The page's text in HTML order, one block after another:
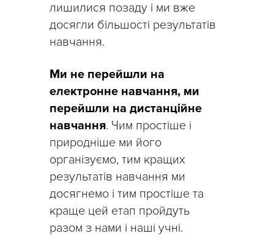
лишилися позаду і ми вже
досягли більшості результатів
навчання.
Ми не перейшли на
електронне навчання, ми
перейшли на дистанційне
навчання. Чим простіше і
природніше ми його
організуємо, тим кращих
результатів навчання ми
досягнемо і тим простіше та
краще цей етап пройдуть
разом з нами і наші учні.